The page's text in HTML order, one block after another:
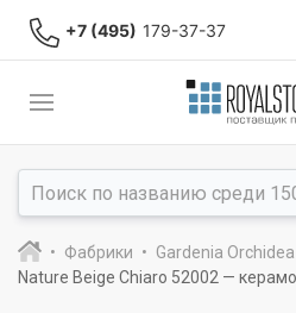
+7 (495) 179-37-37
Фабрики Gardenia Orchidea
Nature Beige Chiaro 52002 —